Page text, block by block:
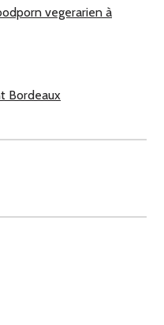
vegerarien à
Bordeaux